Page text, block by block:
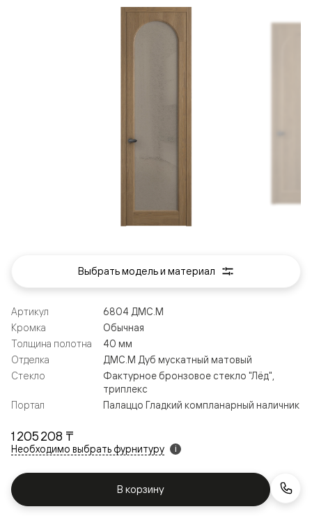
1 205 208 ₸
Необходимо выбрать фурнитуру i
В корзину
Артикул
6804 ДМС.М
Кромка
Обычная
Толщина полотна
40 мм
Отделка
ДМС.М Дуб мускатный матовый
Стекло
Фактурное бронзовое стекло "Лёд",
триплекс
Портал
Палаццо Гладкий компланарный наличник
Выбрать модель и материал